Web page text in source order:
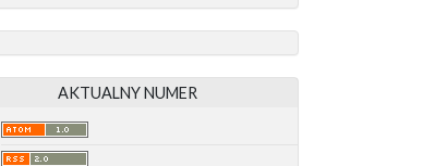
AKTUALNY NUMER